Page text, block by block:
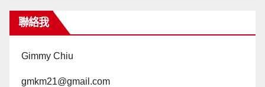
聯絡我
Gimmy Chiu
gmkm21@gmail.com